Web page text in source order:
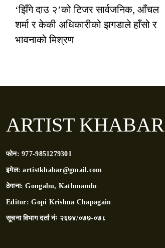
‘झिँगे दाउ २’को टिजर सार्वजनिक, आँचल
शर्मा र केकी अधिकारीको झगडाले हाँसो र
भावनाको मिश्रण
ARTIST KHABAR
फोन:977-9851279301
इमेल:artistkhabar@gmail.com
ठेगाना:Gongabu, Kathmandu
Editor:Gopi Krishna Chapagain
सूचना विभाग दर्ता नंः २६७४/०७७-०७८